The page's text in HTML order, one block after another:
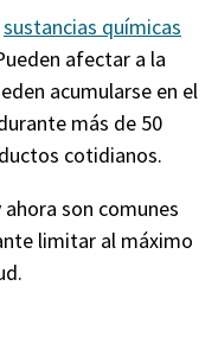
sustancias químicas
afectar a la
acumularse en el
más de 50
cotidianos.
son comunes
limitar al máximo